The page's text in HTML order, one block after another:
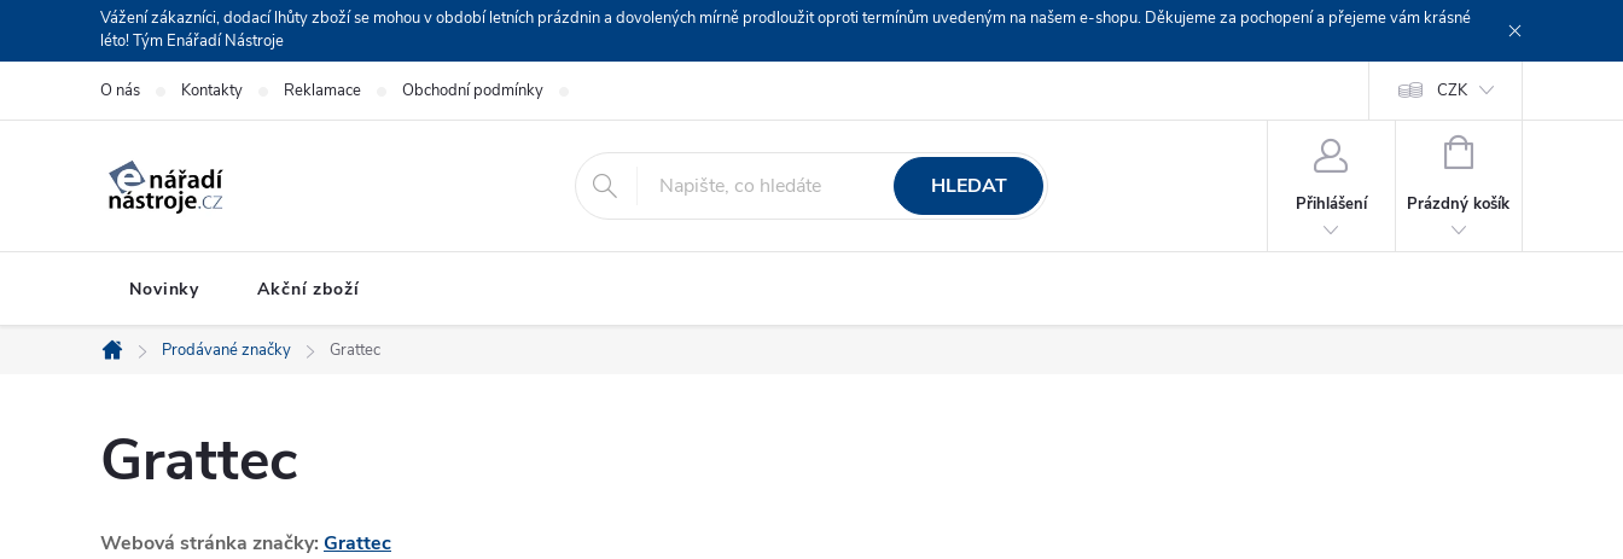
Vážení zákazníci, dodací lhůty zboží se mohou v období letních prázdnin a dovolených mírně prodloužit oproti termínům uvedeným na našem e-shopu. Děkujeme za pochopení a přejeme vám krásné
léto! Tým Enářadí Nástroje
O nás Kontakty Reklamace Obchodní podmínky Platba GoPay +420 603 319382
CZK
HLEDAT
Přihlášení
NÁKUPNÍ
Prázdný košík
Novinky Akční zboží
Domů
Prodávané značky Grattec
Grattec
Webová stránka značky: Grattec